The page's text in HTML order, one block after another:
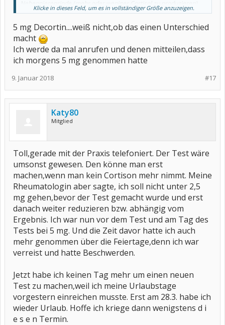
noch funktioniert, und diese wird mit ziemlicher Sicherheit von 5
Versuch also gelassen zu bleiben
Klicke in dieses Feld, um es in vollständiger Größe anzuzeigen.
5 mg Decortin....weiß nicht,ob das einen Unterschied
macht
Ich werde da mal anrufen und denen mitteilen,dass
ich morgens 5 mg genommen hatte
#17
9. Januar 2018
Katy80
Mitglied
Toll,gerade mit der Praxis telefoniert. Der Test wäre
umsonst gewesen. Den könne man erst
machen,wenn man kein Cortison mehr nimmt. Meine
Rheumatologin aber sagte, ich soll nicht unter 2,5
mg gehen,bevor der Test gemacht wurde und erst
danach weiter reduzieren bzw. abhängig vom
Ergebnis. Ich war nun vor dem Test und am Tag des
Tests bei 5 mg. Und die Zeit davor hatte ich auch
mehr genommen über die Feiertage,denn ich war
verreist und hatte Beschwerden.
Jetzt habe ich keinen Tag mehr um einen neuen
Test zu machen,weil ich meine Urlaubstage
vorgestern einreichen musste. Erst am 28.3. habe ich
wieder Urlaub. Hoffe ich kriege dann wenigstens d i
e s e n Termin.